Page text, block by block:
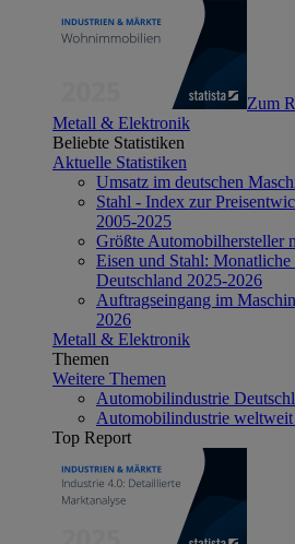
Zum
Metall & Elektronik
Beliebte Statistiken
Aktuelle Statistiken
Umsatz im deutschen
Stahl - Index zur
2005-2025
Größte Automobilhersteller
Eisen und Stahl:
Deutschland 2025-2026
Auftragseingang im
2026
Metall & Elektronik
Themen
Weitere Themen
Automobilindustrie
Automobilindustrie
Top Report